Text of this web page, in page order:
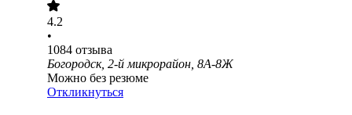
4.2
•
1084 отзыва
Богородск, 2-й микрорайон, 8А-8Ж
Можно без резюме
Откликнуться